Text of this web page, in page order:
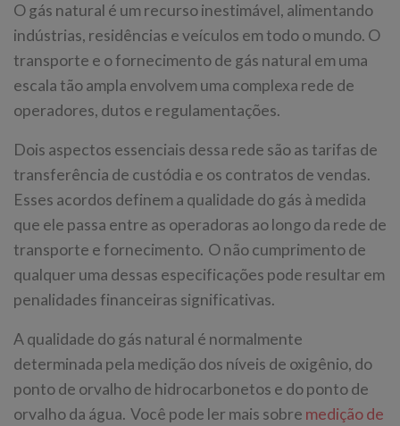
O gás natural é um recurso inestimável, alimentando
indústrias, residências e veículos em todo o mundo. O
transporte e o fornecimento de gás natural em uma
escala tão ampla envolvem uma complexa rede de
operadores, dutos e regulamentações.
Dois aspectos essenciais dessa rede são as tarifas de
transferência de custódia e os contratos de vendas.
Esses acordos definem a qualidade do gás à medida
que ele passa entre as operadoras ao longo da rede de
transporte e fornecimento. O não cumprimento de
qualquer uma dessas especificações pode resultar em
penalidades financeiras significativas.
A qualidade do gás natural é normalmente
determinada pela medição dos níveis de oxigênio, do
ponto de orvalho de hidrocarbonetos e do ponto de
orvalho da água. Você pode ler mais sobre medição de